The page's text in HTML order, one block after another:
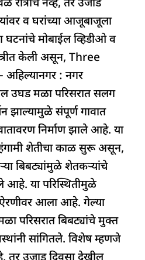
e
g
ra
m
ar
e
रात्रीच नव्हे, तर उजाड
व घरांच्या आजूबाजूला
घटनांचे मोबाईल व्हिडीओ व
केली असून, Three
: नगर
उघड मळा परिसरात सलग
झाल्यामुळे संपूर्ण गावात
निर्माण झाले आहे. या
शेतीचा काळ सुरू असून,
बिबट्यांमुळे शेतकऱ्यांचे
या परिस्थितीमुळे
ऐरणीवर आला आहे. गेल्या
परिसरात बिबट्यांचे मुक्त
सांगितले. विशेष म्हणजे